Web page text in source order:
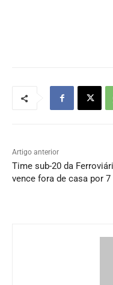
Artigo anterior
Time sub-20 da
vence fora de casa por 7